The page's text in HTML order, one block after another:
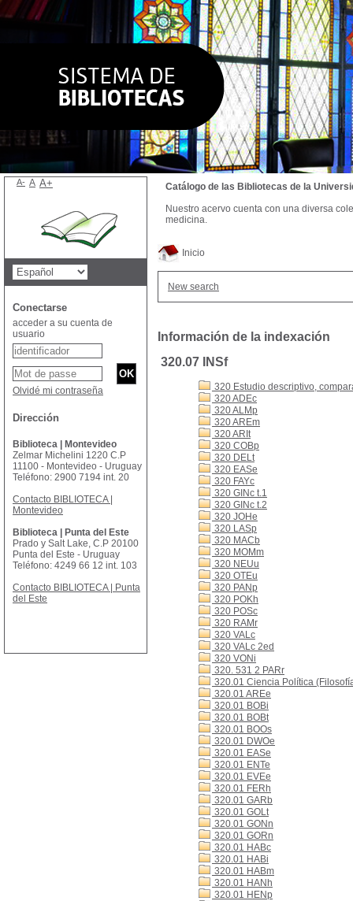
Inicio
New search
Información de la indexación
320.07 INSf
320 Estudio descriptivo,
320 ADEc
320 ALMp
320 AREm
320 ARIt
320 COBp
320 DELt
320 EASe
320 FAYc
320 GINc t.1
320 GINc t.2
320 JOHe
320 LASp
320 MACb
320 MOMm
320 NEUu
320 OTEu
320 PANp
320 POKh
320 POSc
320 RAMr
320 VALc
320 VALc 2ed
320 VONi
320. 531 2 PARr
320.01 Ciencia Política
320.01 AREe
320.01 BOBi
320.01 BOBt
320.01 BOOs
320.01 DWOe
320.01 EASe
320.01 ENTe
320.01 EVEe
320.01 FERh
320.01 GARb
320.01 GOLt
320.01 GONn
320.01 GORn
320.01 HABc
320.01 HABi
320.01 HABm
320.01 HANh
320.01 HENp
Catálogo de las Bibliotecas de la
Nuestro acervo cuenta con una diversa
medicina.
A- A A+
Conectarse
acceder a su cuenta de
usuario
Olvidé mi contraseña
Dirección
Biblioteca | Montevideo
Zelmar Michelini 1220 C.P
11100 - Montevideo - Uruguay
Teléfono: 2900 7194 int. 20
Contacto BIBLIOTECA |
Montevideo
Biblioteca | Punta del Este
Prado y Salt Lake, C.P 20100
Punta del Este - Uruguay
Teléfono: 4249 66 12 int. 103
Contacto BIBLIOTECA | Punta
del Este